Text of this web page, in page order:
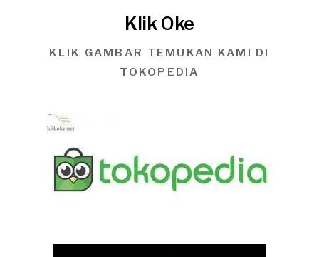
Klik Oke
KLIK GAMBAR TEMUKAN KAMI DI
TOKOPEDIA